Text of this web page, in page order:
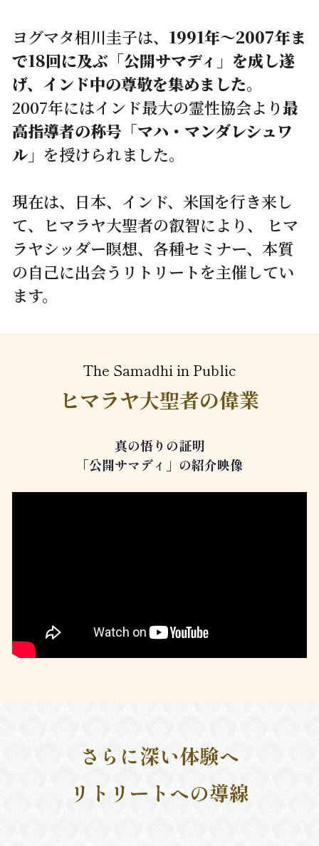
ヨグマタ相川圭子は、 1991年～2007年ま
で18回に及ぶ「公開サマディ」を成し遂
げ、インド中の尊敬を集めました。
2007年にはインド最大の霊性協会より最
高指導者の称号「マハ・マンダレシュワ
ル」 を授けられました。
現在は、日本、インド、米国を行き来し
て、ヒマラヤ大聖者の叡智により、 ヒマ
ラヤシッダー瞑想、各種セミナー、本質
の自己に出会うリトリートを主催してい
ます。
The Samadhi in Public
ヒマラヤ大聖者の偉業
真の悟りの証明
「公開サマディ」の紹介映像
さらに深い体験へ
リトリートへの導線